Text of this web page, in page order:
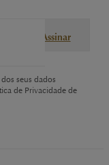
Assinar
seus dados
de Privacidade de